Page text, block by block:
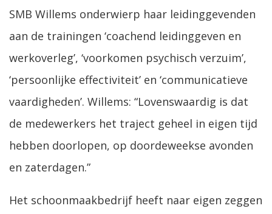
SMB Willems onderwierp haar leidinggevenden
aan de trainingen ‘coachend leidinggeven en
werkoverleg’, ‘voorkomen psychisch verzuim’,
‘persoonlijke effectiviteit’ en ‘communicatieve
vaardigheden’. Willems: “Lovenswaardig is dat
de medewerkers het traject geheel in eigen tijd
hebben doorlopen, op doordeweekse avonden
en zaterdagen.”
Het schoonmaakbedrijf heeft naar eigen zeggen